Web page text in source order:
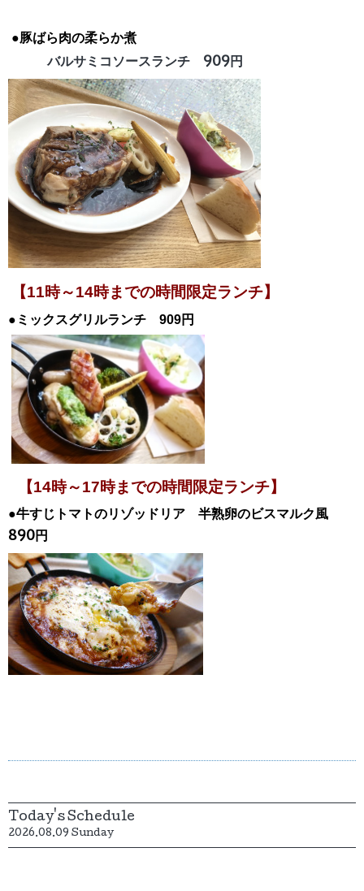
●豚ばら肉の柔らか煮
バルサミコソースランチ 909円
【11時～14時までの時間限定ランチ】
●ミックスグリルランチ 909円
【14時～17時までの時間限定ランチ】
●牛すじトマトのリゾッドリア 半熟卵のビスマルク風
890円
Today's Schedule
2026.08.09 Sunday